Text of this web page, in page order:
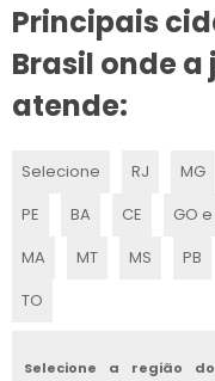
MONTAGEM DE STANDS
ESTANDE DE FEIRA
STAND PROMOCIONAL
CONSTRUÇÃO DE STANDS
MONTAGEM DE STANDS E
Principais
Brasil onde
atende:
Selecione RJ MG
PE
BA CE GO e
MA
MT MS PB
TO
Selecione a região do